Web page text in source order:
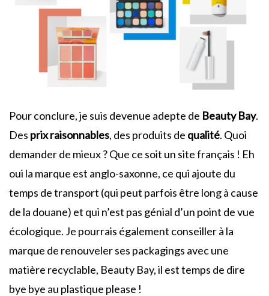
Pour conclure, je suis devenue adepte de Beauty Bay.
Des prixraisonnables, des produits de qualité. Quoi
demander de mieux ? Que ce soit un site français ! Eh
oui la marque est anglo-saxonne, ce qui ajoute du
temps de transport (qui peut parfois être long à cause
de la douane) et qui n’est pas génial d’un point de vue
écologique. Je pourrais également conseiller à la
marque de renouveler ses packagings avec une
matière recyclable, Beauty Bay, il est temps de dire
bye bye au plastique please !